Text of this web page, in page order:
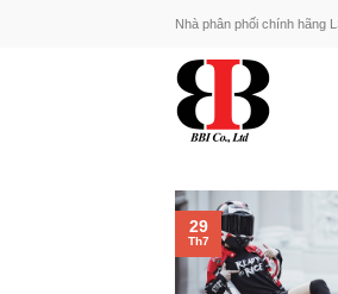
Nhà phân phối chính hãng
29
Th7